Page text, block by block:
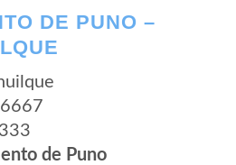
DE PUNO –
de Puno